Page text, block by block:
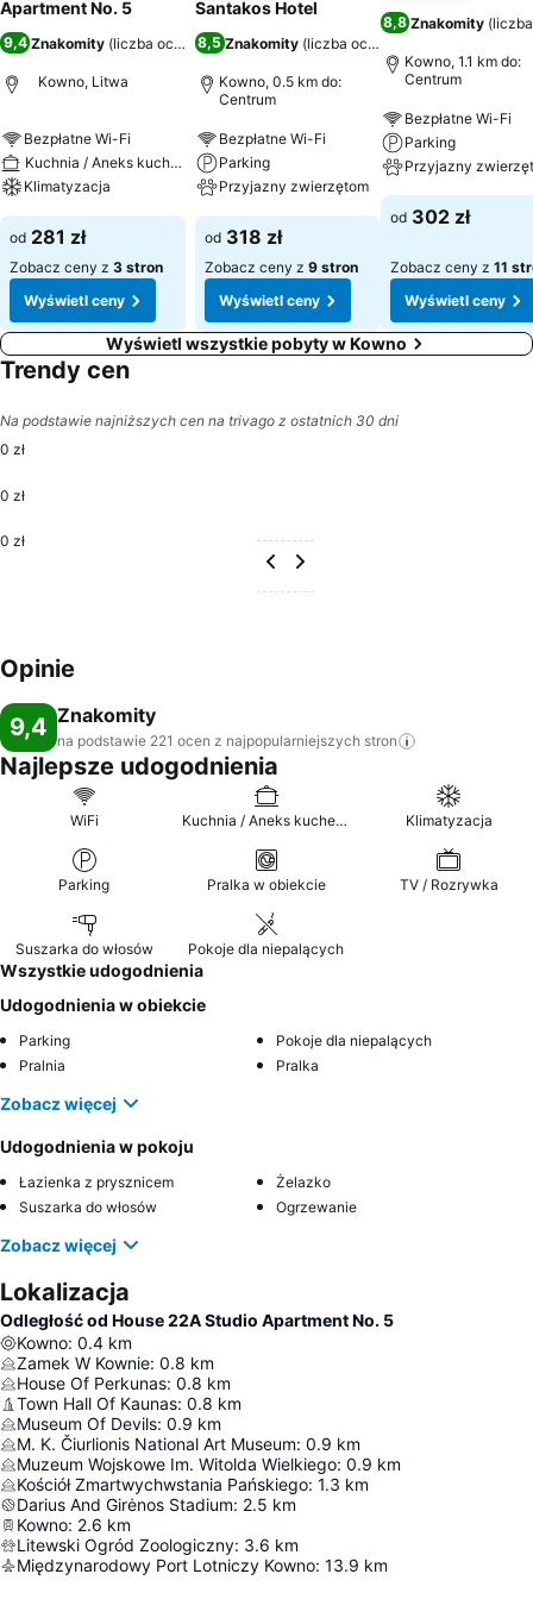
Apartment No. 5
9,4 Znakomity (liczba ocen: 221)
Kowno, Litwa
Bezpłatne Wi-Fi
Kuchnia / Aneks kuchenny
Klimatyzacja
od 281 zł
Zobacz ceny z 3 stron
Wyświetl ceny
Santakos Hotel
8,5 Znakomity (liczba ocen: 7918
Kowno, 0.5 km do:
Centrum
Bezpłatne Wi-Fi
Parking
Przyjazny zwierzętom
od 318 zł
Zobacz ceny z 9 stron
Wyświetl ceny
8,8 Znakomity (
Kowno, 1.1 km do:
Centrum
Bezpłatne Wi-Fi
Parking
Przyjazny
od 302 zł
Zobacz ceny z 11
Wyświetl ceny
Wyświetl wszystkie pobyty w Kowno
Trendy cen
Na podstawie najniższych cen na trivago z ostatnich 30 dni
0 zł
0 zł
0 zł
Opinie
9,4 Znakomity
na podstawie 221 ocen z najpopularniejszych stron
Najlepsze udogodnienia
WiFi Kuchnia / Aneks kuchenny Klimatyzacja
Parking Pralka w obiekcie TV / Rozrywka
Suszarka do włosów Pokoje dla niepalących
Wszystkie udogodnienia
Udogodnienia w obiekcie
Parking
Pokoje dla niepalących
Pralnia
Pralka
Zobacz więcej
Udogodnienia w pokoju
Łazienka z prysznicem
Żelazko
Suszarka do włosów
Ogrzewanie
Zobacz więcej
Lokalizacja
Odległość od House 22A Studio Apartment No. 5
Kowno: 0.4 km
Zamek W Kownie: 0.8 km
House Of Perkunas: 0.8 km
Town Hall Of Kaunas: 0.8 km
Museum Of Devils: 0.9 km
M. K. Čiurlionis National Art Museum: 0.9 km
Muzeum Wojskowe Im. Witolda Wielkiego: 0.9 km
Kościół Zmartwychwstania Pańskiego: 1.3 km
Darius And Girėnos Stadium: 2.5 km
Kowno: 2.6 km
Litewski Ogród Zoologiczny: 3.6 km
Międzynarodowy Port Lotniczy Kowno: 13.9 km